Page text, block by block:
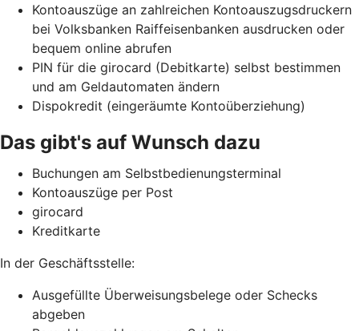
Kontoauszüge an zahlreichen Kontoauszugsdruckern
bei Volksbanken Raiffeisenbanken ausdrucken oder
bequem online abrufen
PIN für die girocard (Debitkarte) selbst bestimmen
und am Geldautomaten ändern
Dispokredit (eingeräumte Kontoüberziehung)
Das gibt's auf Wunsch dazu
Buchungen am Selbstbedienungsterminal
Kontoauszüge per Post
girocard
Kreditkarte
In der Geschäftsstelle:
Ausgefüllte Überweisungsbelege oder Schecks
abgeben